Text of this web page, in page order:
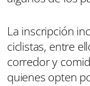
La inscripción
ciclistas, entre
corredor y
quienes opten